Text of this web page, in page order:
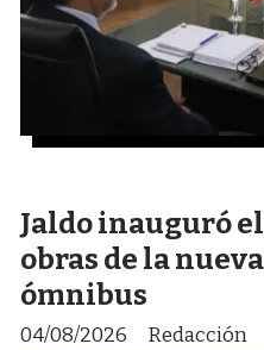
Jaldo inauguró
obras de la
ómnibus
Redacción
04/08/2026